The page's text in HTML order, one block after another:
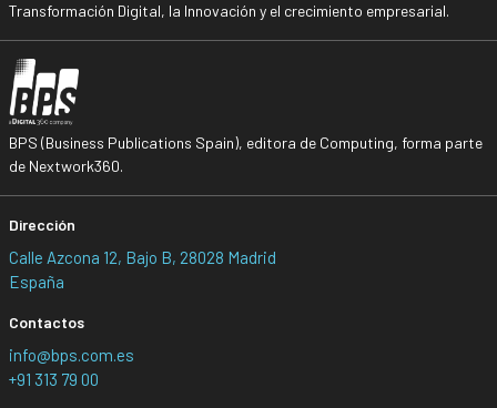
Transformación Digital, la Innovación y el crecimiento empresarial.
BPS (Business Publications Spain), editora de Computing, forma parte
de Nextwork360.
Dirección
Calle Azcona 12, Bajo B, 28028 Madrid
España
Contactos
info@bps.com.es
+91 313 79 00